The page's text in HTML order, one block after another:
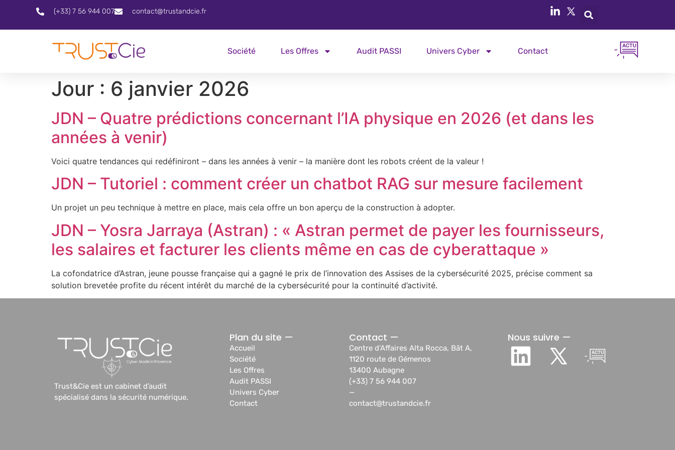
(+33) 7 56 944 007 contact@trustandcie.fr
Société Les Offres Audit PASSI Univers Cyber Contact
Jour : 6 janvier 2026
JDN – Quatre prédictions concernant l’IA physique en 2026 (et dans les
années à venir)
Voici quatre tendances qui redéfiniront – dans les années à venir – la manière dont les robots créent de la valeur !
JDN – Tutoriel : comment créer un chatbot RAG sur mesure facilement
Un projet un peu technique à mettre en place, mais cela offre un bon aperçu de la construction à adopter.
JDN – Yosra Jarraya (Astran) : « Astran permet de payer les fournisseurs,
les salaires et facturer les clients même en cas de cyberattaque »
La cofondatrice d’Astran, jeune pousse française qui a gagné le prix de l’innovation des Assises de la cybersécurité 2025, précise comment sa
solution brevetée profite du récent intérêt du marché de la cybersécurité pour la continuité d’activité.
Trust&Cie est un cabinet d’audit
spécialisé dans la sécurité numérique.
Plan du site —
Accueil
Société
Les Offres
Audit PASSI
Univers Cyber
Contact
Contact —
Centre d’Affaires Alta Rocca, Bât A,
1120 route de Gémenos
13400 Aubagne
(+33) 7 56 944 007
—
contact@trustandcie.fr
Nous suivre —